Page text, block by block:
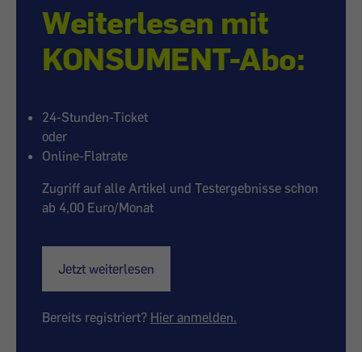
Weiterlesen mit
KONSUMENT-Abo:
24-Stunden-Ticket
oder
Online-Flatrate
Zugriff auf alle Artikel und Testergebnisse schon
ab 4,00 Euro/Monat
Jetzt weiterlesen
Bereits registriert? Hier anmelden.